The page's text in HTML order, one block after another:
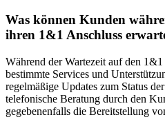
Was können Kunden
ihren 1&1 Anschluss
Während der Wartezeit auf den
bestimmte Services und
regelmäßige Updates zum Status
telefonische Beratung durch den
gegebenenfalls die Bereitstellung